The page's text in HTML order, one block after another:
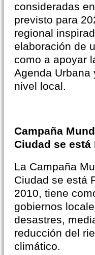
consideradas
previsto para
regional
elaboración de
como a apoyar
Agenda Urbana
nivel local.
Campaña
Ciudad se está
La Campaña
Ciudad se está
2010, tiene
gobiernos
desastres,
reducción del
climático.